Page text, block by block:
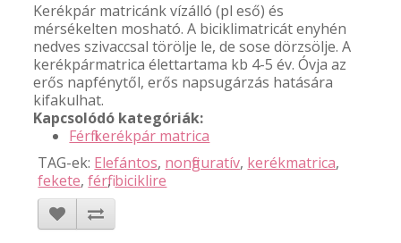
Kerékpár matricánk vízálló (pl eső) és
mérsékelten mosható. A biciklimatricát enyhén
nedves szivaccsal törölje le, de sose dörzsölje. A
kerékpármatrica élettartama kb 4-5 év. Óvja az
erős napfénytől, erős napsugárzás hatására
kifakulhat.
Kapcsolódó kategóriák:
Férfi kerékpár matrica
TAG-ek: Elefántos, nonfiguratív, kerékmatrica,
fekete,férfi,biciklire